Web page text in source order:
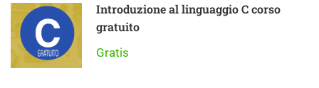
Introduzione al linguaggio C corso
gratuito
Gratis